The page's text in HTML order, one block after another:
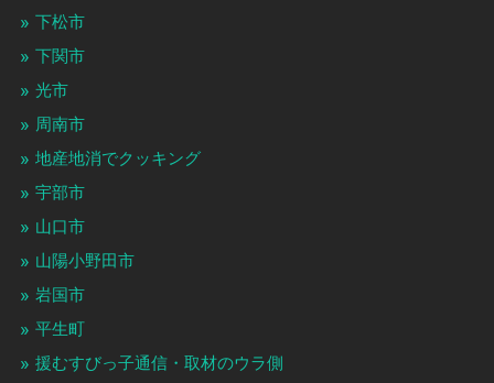
下松市
下関市
光市
周南市
地産地消でクッキング
宇部市
山口市
山陽小野田市
岩国市
平生町
援むすびっ子通信・取材のウラ側